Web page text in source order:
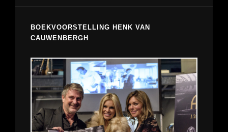
BOEKVOORSTELLING HENK VAN
CAUWENBERGH